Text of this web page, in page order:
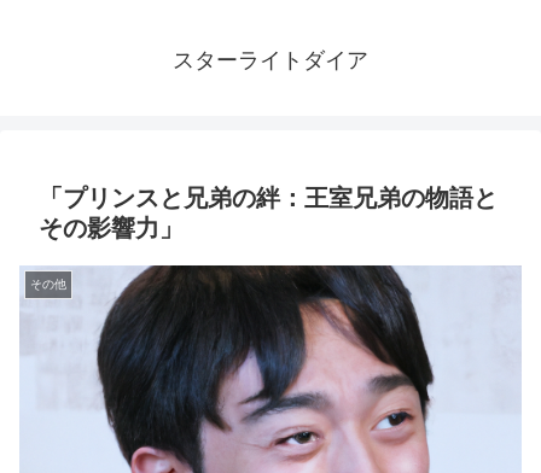
スターライトダイア
「プリンスと兄弟の絆：王室兄弟の物語と
その影響力」
その他